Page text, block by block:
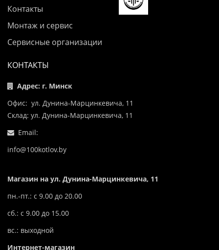
Контакты
Монтаж и сервис
Сервисные организации
КОНТАКТЫ
Адрес: г. Минск
Офис: ул. Дунина-Марцинкевича, 11
Склад: ул. Дунина-Марцинкевича, 11
Email:
info@100kotlov.by
Магазин на ул. Дунина-Марцинкевича, 11
пн.-пт.: с 9.00 до 20.00
сб.: с 9.00 до 15.00
вс.: выходной
Интернет-магазин